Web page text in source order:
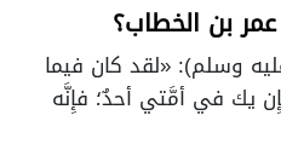
بن الخطاب؟
وسلم): «لقد كان فيما
يك في أمَّتي أحدٌ؛ فإِنَّه